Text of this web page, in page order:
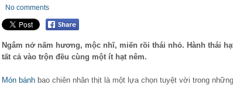
No comments
Ngâm nở nấm hương, mộc nhĩ, miến rồi thái nhỏ. Hành thái
tất cả vào trộn đều cùng một ít hạt nêm.
Món bánh bao chiên nhân thịt là một lựa chọn tuyệt vời trong